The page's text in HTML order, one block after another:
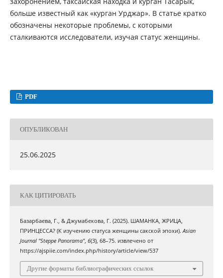
больше известный как «курган Урджар». В статье кратко
обозначены некоторые проблемы, с которыми
сталкиваются исследователи, изучая статус женщины.
PDF
ОПУБЛИКОВАН
25.06.2025
КАК ЦИТИРОВАТЬ
Базарбаева, Г., & Джумабекова, Г. (2025). ШАМАНКА, ЖРИЦА,
ПРИНЦЕССА? (К изучению статуса женщины сакской эпохи).Asian
Journal "Steppe Panorama", 6(3), 68–75. извлечено от
https://ajspiie.com/index.php/history/article/view/537
Другие форматы библиографических ссылок